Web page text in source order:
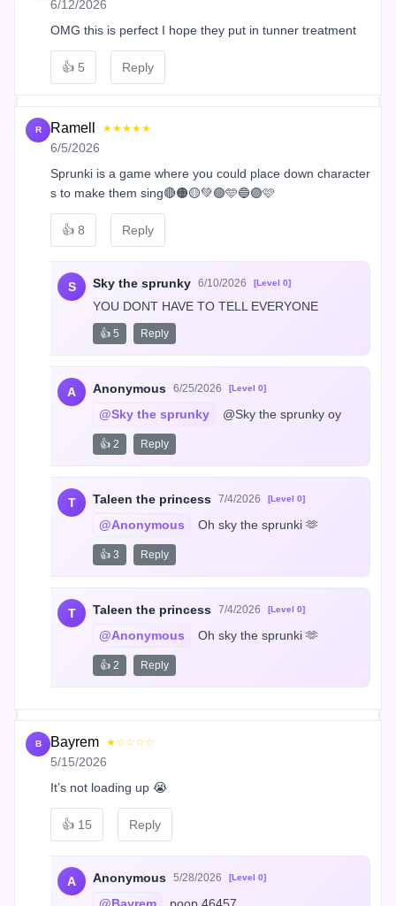
6/12/2026
OMG this is perfect I hope they put in tunner treatment
👍 5 Reply
R Ramell ★★★★★
6/5/2026
Sprunki is a game where you could place down character
s to make them sing🔴🟠🟡💚🟢🩵🔵🟣🩷
👍 8 Reply
S Sky the sprunky 6/10/2026 [Level 0]
YOU DONT HAVE TO TELL EVERYONE
👍 5 Reply
A Anonymous 6/25/2026 [Level 0]
@Sky the sprunky @Sky the sprunky oy
👍 2 Reply
T Taleen the princess 7/4/2026 [Level 0]
@Anonymous Oh sky the sprunki 🫶
👍 3 Reply
T Taleen the princess 7/4/2026 [Level 0]
@Anonymous Oh sky the sprunki 🫶
👍 2 Reply
B Bayrem ★☆☆☆☆
5/15/2026
It’s not loading up 😭
👍 15 Reply
A Anonymous 5/28/2026 [Level 0]
@Bayrem poop 46457